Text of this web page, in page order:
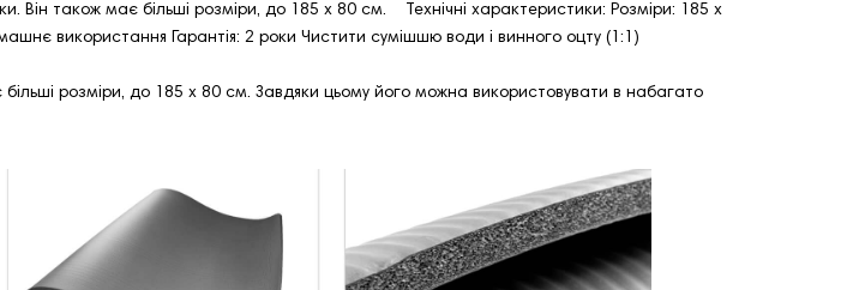
Він також має більші розміри, до 185 x 80 см. Технічні характеристики: Розміри: 185 x
використання Гарантія: 2 роки Чистити сумішшю води і винного оцту (1:1)
розміри, до 185 х 80 см. Завдяки цьому його можна використовувати в набагато